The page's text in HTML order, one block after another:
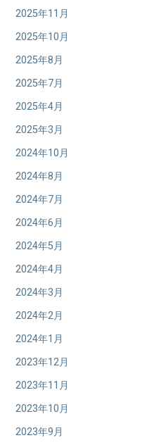
2025年11月
2025年10月
2025年8月
2025年7月
2025年4月
2025年3月
2024年10月
2024年8月
2024年7月
2024年6月
2024年5月
2024年4月
2024年3月
2024年2月
2024年1月
2023年12月
2023年11月
2023年10月
2023年9月